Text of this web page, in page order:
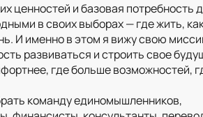
ценностей и базовая потребность
в своих выборах — где жить,
И именно в этом я вижу свою
развиваться и строить свое
где больше возможностей,
команду единомышленников,